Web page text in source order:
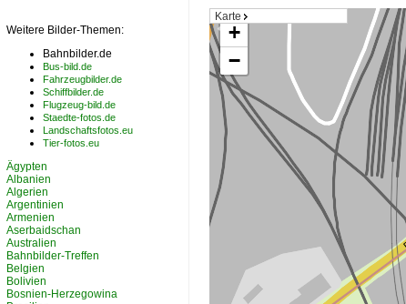
Karte
+
−
Weitere Bilder-Themen:
Bahnbilder.de
Bus-bild.de
Fahrzeugbilder.de
Schiffbilder.de
Flugzeug-bild.de
Staedte-fotos.de
Landschaftsfotos.eu
Tier-fotos.eu
Ägypten
Albanien
Algerien
Argentinien
Armenien
Aserbaidschan
Australien
Bahnbilder-Treffen
Belgien
Bolivien
Bosnien-Herzegowina